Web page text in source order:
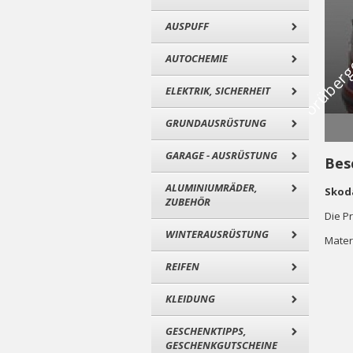
AUSPUFF
AUTOCHEMIE
ELEKTRIK, SICHERHEIT
GRUNDAUSRÜSTUNG
GARAGE - AUSRÜSTUNG
ALUMINIUMRÄDER,
ZUBEHÖR
WINTERAUSRÜSTUNG
REIFEN
KLEIDUNG
GESCHENKTIPPS,
GESCHENKGUTSCHEINE
Die